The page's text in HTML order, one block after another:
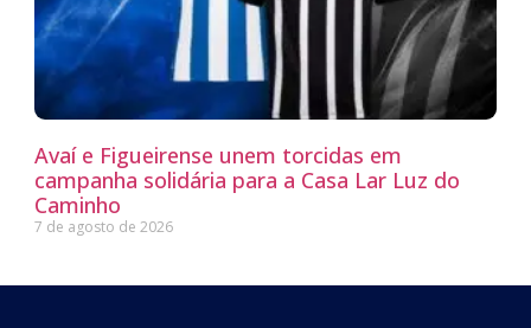
Avaí e Figueirense unem torcidas em
campanha solidária para a Casa Lar Luz do
Caminho
7 de agosto de 2026